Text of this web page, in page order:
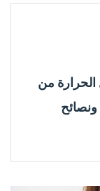
الحرارة من
ونصائح